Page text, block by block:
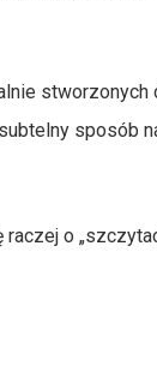
stworzonych
sposób
o